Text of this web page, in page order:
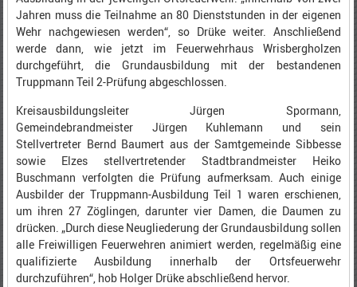
Jahren muss die Teilnahme an 80 Dienststunden in der eigenen
Wehr nachgewiesen werden“, so Drüke weiter. Anschließend
werde dann, wie jetzt im Feuerwehrhaus Wrisbergholzen
durchgeführt, die Grundausbildung mit der bestandenen
Truppmann Teil 2-Prüfung abgeschlossen.
Kreisausbildungsleiter Jürgen Spormann,
Gemeindebrandmeister Jürgen Kuhlemann und sein
Stellvertreter Bernd Baumert aus der Samtgemeinde Sibbesse
sowie Elzes stellvertretender Stadtbrandmeister Heiko
Buschmann verfolgten die Prüfung aufmerksam. Auch einige
Ausbilder der Truppmann-Ausbildung Teil 1 waren erschienen,
um ihren 27 Zöglingen, darunter vier Damen, die Daumen zu
drücken. „Durch diese Neugliederung der Grundausbildung sollen
alle Freiwilligen Feuerwehren animiert werden, regelmäßig eine
qualifizierte Ausbildung innerhalb der Ortsfeuerwehr
durchzuführen“, hob Holger Drüke abschließend hervor.